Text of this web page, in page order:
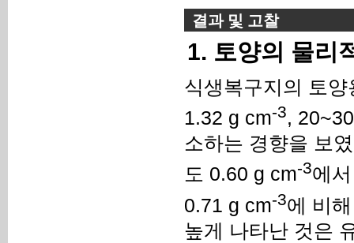
결과 및 고찰
1. 토양의 물리
식생복구지의 토
1.32 g cm-3,
소하는 경향을 보
도 0.60 g cm-3에
0.71 g cm-3에 비
높게 나타난 것은